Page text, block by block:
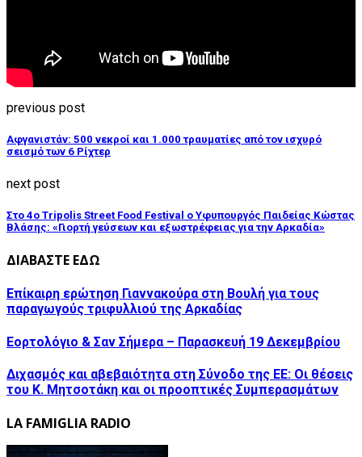
previous post
Αφγανιστάν: 500 νεκροί και 1.000 τραυματίες από τον ισχυρό
σεισμό των 6 Ρίχτερ
next post
Στο 4ο Tripolis Street Food Festival ο Υφυπουργός Παιδείας Κώστας
Βλάσης: «Γιορτή γεύσεων και εξωστρέφειας για την Αρκαδία»
ΔΙΑΒΑΣΤΕ ΕΔΩ
Επίκαιρη ερώτηση Γιαννακούρα στη Βουλή για τους
παραγωγούς τριφυλλιού της Αρκαδίας
Εορτολόγιο & Σαν Σήμερα – Παρασκευή 19 Δεκεμβρίου
Διχασμός και αβεβαιότητα στη Σύνοδο της ΕΕ: Οι θέσεις
του Κ. Μητσοτάκη και οι προοπτικές Συμπερασμάτων
LA FAMIGLIA RADIO